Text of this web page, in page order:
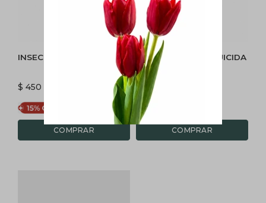
INSECTICIDA
$ 450
INSECTICIDA FUNGUICIDA
REPELENTE
$ 450